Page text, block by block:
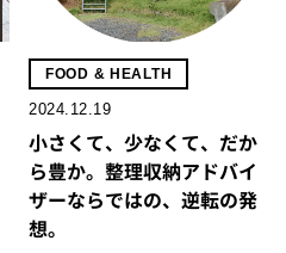
FOOD & HEALTH
2024.12.19
小さくて、少なくて、だか
ら豊か。整理収納アドバイ
ザーならではの、逆転の発
想。